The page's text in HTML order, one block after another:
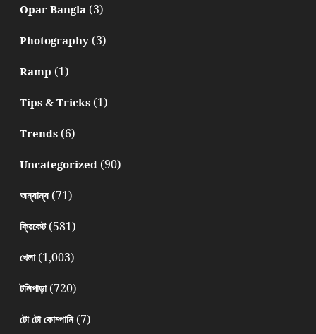
Opar Bangla(3)
Photography(3)
Ramp (1)
Tips & Tricks(1)
Trends(6)
Uncategorized(90)
অন্যান্য(71)
ক্রিকেট(581)
খেলা(1,003)
টলিপাড়া(720)
টো টো কোম্পানি(7)